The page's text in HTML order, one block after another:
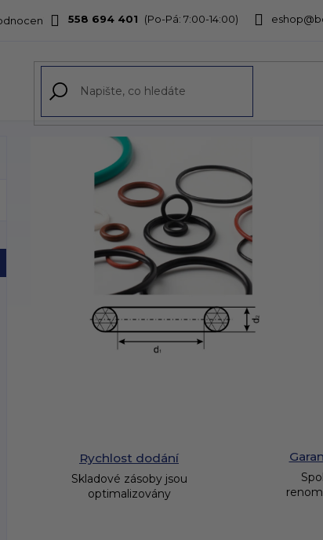
558 694 401
obchodu
Rychlost dodání
Skladové zásoby jsou
optimalizovány